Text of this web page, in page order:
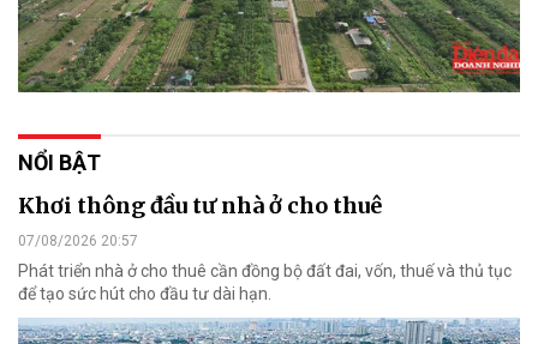
NỔI BẬT
Khơi thông đầu tư nhà ở cho thuê
07/08/2026 20:57
Phát triển nhà ở cho thuê cần đồng bộ đất đai, vốn, thuế và thủ tục
để tạo sức hút cho đầu tư dài hạn.